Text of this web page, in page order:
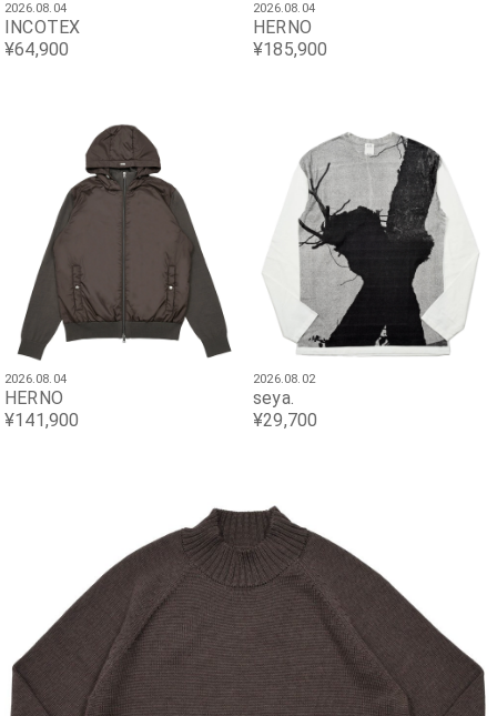
2026.08.04
INCOTEX
¥64,900
2026.08.04
HERNO
¥185,900
2026.08.04
HERNO
¥141,900
2026.08.02
seya.
¥29,700